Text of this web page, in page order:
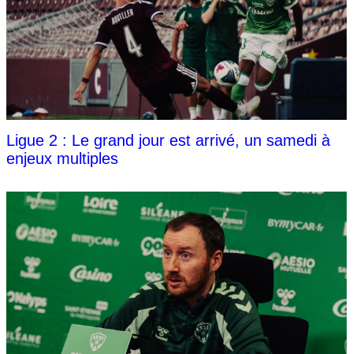
Ligue 2 : Le grand jour est arrivé, un samedi à
enjeux multiples